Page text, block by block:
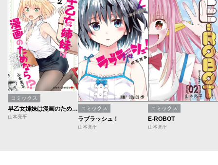
コミックス
早乙女姉妹は漫画のためなら!?【期間限定無料】
山本亮平
コミックス
ラブラッシュ！
山本亮平
コミックス
E-ROBOT
山本亮平